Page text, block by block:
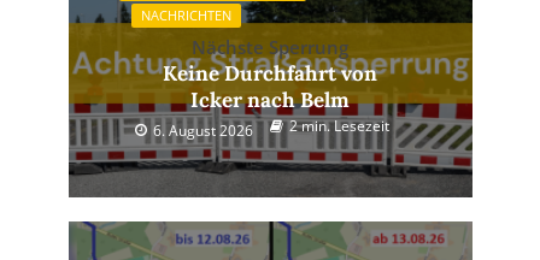
NACHRICHTEN
Nächste Sperrung
Keine Durchfahrt von
Icker nach Belm
6. August 2026 2 min. Lesezeit